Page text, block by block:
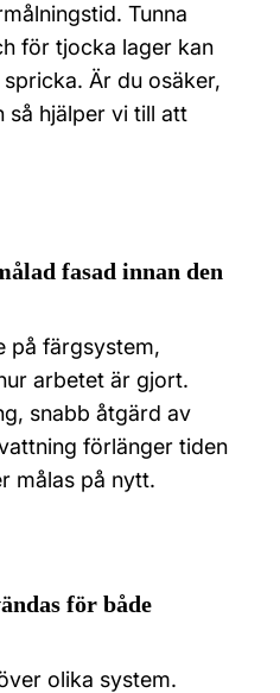
Tunna
för tjocka lager kan
Är du osäker,
så hjälper vi till att
fasad innan den
på färgsystem,
arbetet är gjort.
snabb åtgärd av
förlänger tiden
målas på nytt.
för både
olika system.